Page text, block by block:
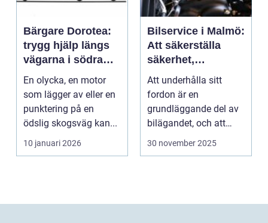
Bärgare Dorotea:
trygg hjälp längs
vägarna i södra
lappland
En olycka, en motor
som lägger av eller en
punktering på en
ödslig skogsväg kan...
10 januari 2026
Bilservice i Malmö:
Att säkerställa
säkerhet,
prestanda och
hållbarhet
Att underhålla sitt
fordon är en
grundläggande del av
bilägandet, och att
g&oum...
30 november 2025